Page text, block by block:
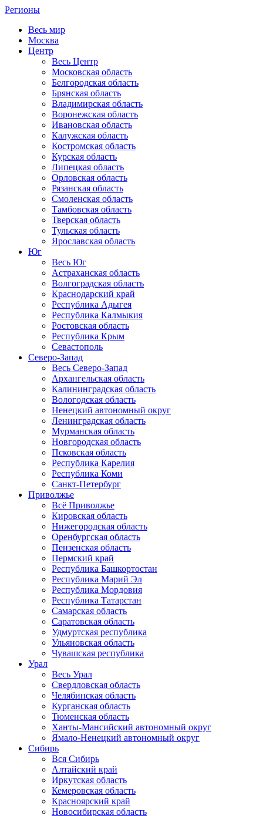
Регионы
Весь мир
Москва
Центр
Весь Центр
Московская область
Белгородская область
Брянская область
Владимирская область
Воронежская область
Ивановская область
Калужская область
Костромская область
Курская область
Липецкая область
Орловская область
Рязанская область
Смоленская область
Тамбовская область
Тверская область
Тульская область
Ярославская область
Юг
Весь Юг
Астраханская область
Волгоградская область
Краснодарский край
Республика Адыгея
Республика Калмыкия
Ростовская область
Республика Крым
Севастополь
Северо-Запад
Весь Северо-Запад
Архангельская область
Калининградская область
Вологодская область
Ненецкий автономный округ
Ленинградская область
Мурманская область
Новгородская область
Псковская область
Республика Карелия
Республика Коми
Санкт-Петербург
Приволжье
Всё Приволжье
Кировская область
Нижегородская область
Оренбургская область
Пензенская область
Пермский край
Республика Башкортостан
Республика Марий Эл
Республика Мордовия
Республика Татарстан
Самарская область
Саратовская область
Удмуртская республика
Ульяновская область
Чувашская республика
Урал
Весь Урал
Свердловская область
Челябинская область
Курганская область
Тюменская область
Ханты-Мансийский автономный округ
Ямало-Ненецкий автономный округ
Сибирь
Вся Сибирь
Алтайский край
Иркутская область
Кемеровская область
Красноярский край
Новосибирская область